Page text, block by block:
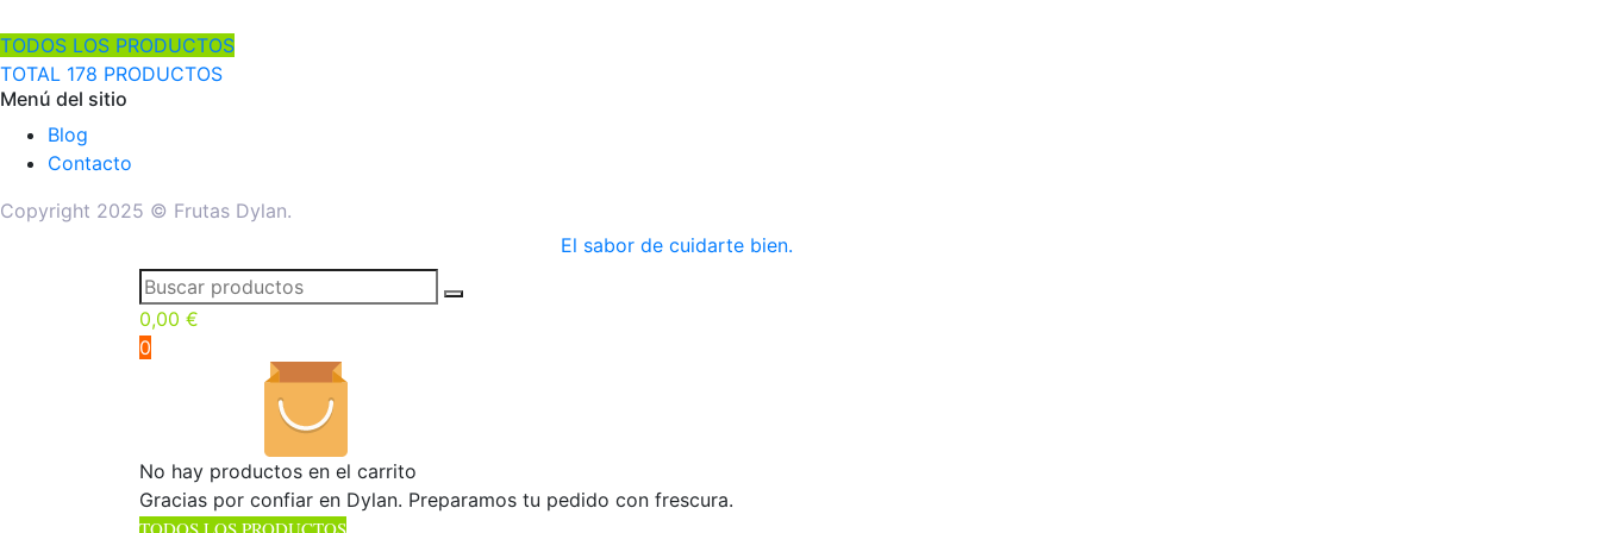
TODOS LOS PRODUCTOS
TOTAL 178 PRODUCTOS
Menú del sitio
Blog
Contacto
Copyright 2025 © Frutas Dylan.
El sabor de cuidarte bien.
0,00 €
0
No hay productos en el carrito
Gracias por confiar en Dylan. Preparamos tu pedido con frescura.